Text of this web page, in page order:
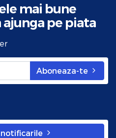
mai bune
ajunga pe piata
Aboneaza-te